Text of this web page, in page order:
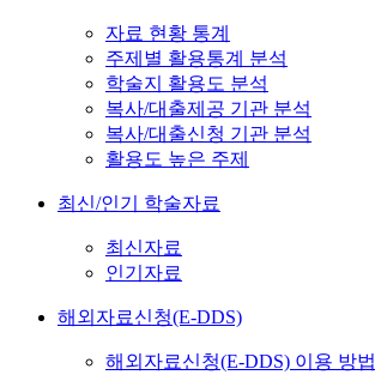
자료 현황 통계
주제별 활용통계 분석
학술지 활용도 분석
복사/대출제공 기관 분석
복사/대출신청 기관 분석
활용도 높은 주제
최신/인기 학술자료
최신자료
인기자료
해외자료신청(E-DDS)
해외자료신청(E-DDS) 이용 방법